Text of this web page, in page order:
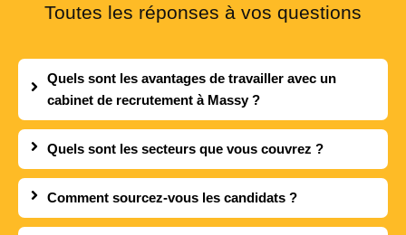
Toutes les réponses à vos questions
Quels sont les avantages de travailler avec un
cabinet de recrutement à Massy ?
Quels sont les secteurs que vous couvrez ?
Comment sourcez-vous les candidats ?